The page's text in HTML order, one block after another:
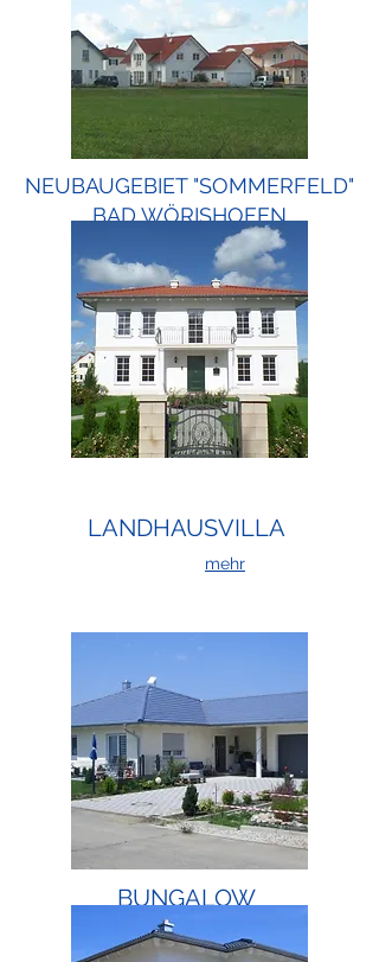
NEUBAUGEBIET "SOMMERFELD"
BAD WÖRISHOFEN
LANDHAUSVILLA
mehr
BUNGALOW